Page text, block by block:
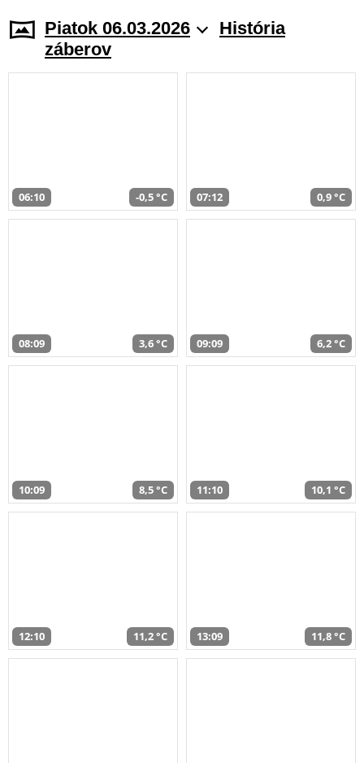
Piatok 06.03.2026
História
záberov
06:10 -0,5 °C 07:12 0,9 °C
08:09 3,6 °C 09:09 6,2 °C
10:09 8,5 °C 11:10 10,1 °C
12:10 11,2 °C 13:09 11,8 °C